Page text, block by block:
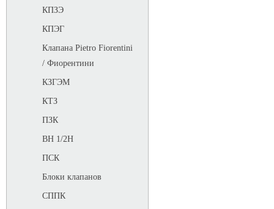
КПЗЭ
КПЭГ
Клапана Pietro Fiorentini
/ Фиорентини
КЗГЭМ
КТЗ
ПЗК
ВН 1/2Н
ПСК
Блоки клапанов
СППК